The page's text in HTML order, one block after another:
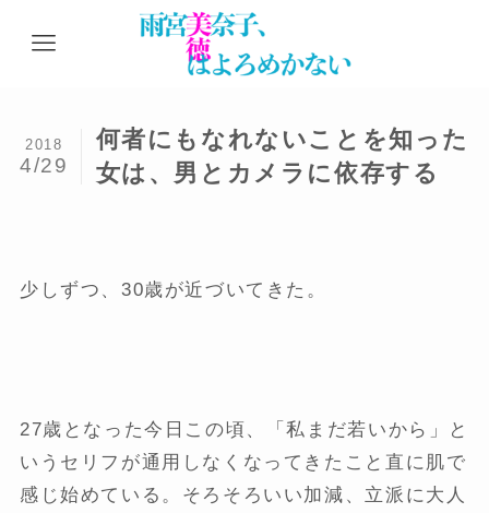
何者にもなれないことを知った
女は、男とカメラに依存する
2018
4/29
少しずつ、30歳が近づいてきた。
27歳となった今日この頃、「私まだ若いから」と
いうセリフが通用しなくなってきたこと直に肌で
感じ始めている。そろそろいい加減、立派に大人